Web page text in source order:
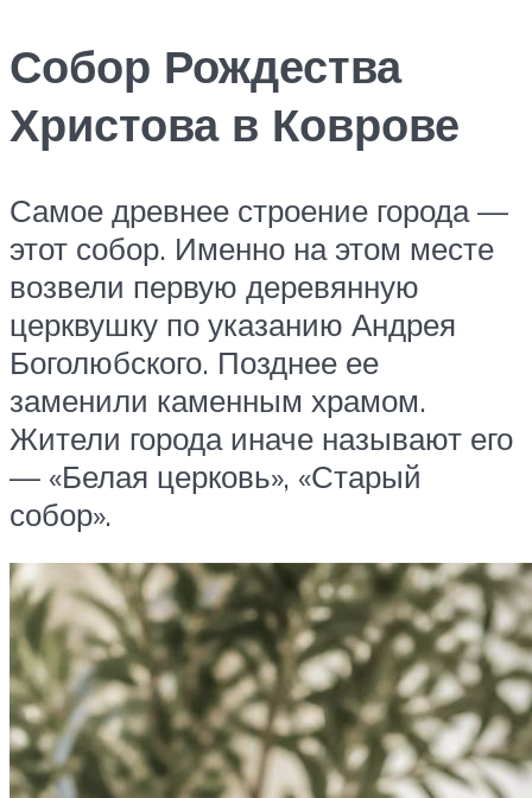
Собор Рождества
Христова в Коврове
Самое древнее строение города —
этот собор. Именно на этом месте
возвели первую деревянную
церквушку по указанию Андрея
Боголюбского. Позднее ее
заменили каменным храмом.
Жители города иначе называют его
— «Белая церковь», «Старый
собор».